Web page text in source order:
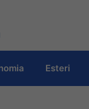
Esteri